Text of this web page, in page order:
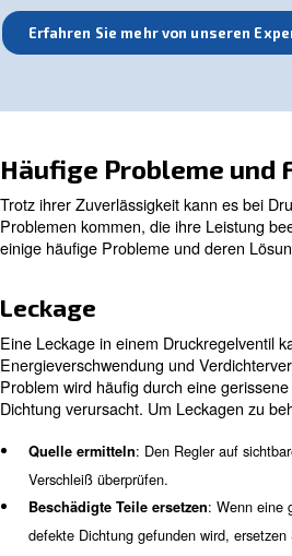
Einstellen eines
erfordert jedoch eine sorgfältige
Druckregelventil einzustellen:
Einstellknopf identifizieren:
ist in der Regel ein runder oder
Prüfen des aktuellen Drucks:
Druckeinstellung prüfen. Dies
arbeiten können.
Druck einstellen
: Drehen Sie
den Druck zu erhöhen, oder
verringern. Nehmen Sie kleine
Manometer häufig, um eine